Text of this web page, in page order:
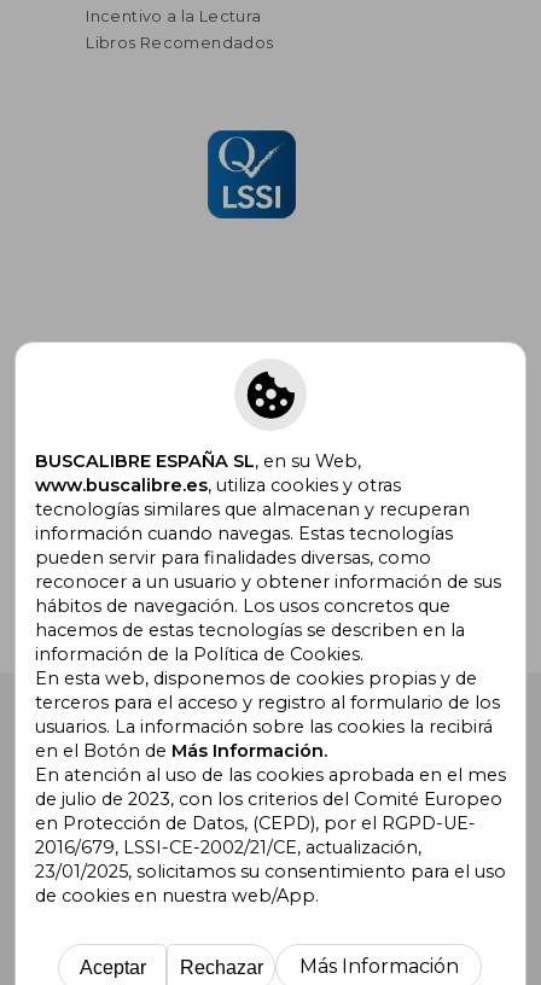
Incentivo a la Lectura
Libros Recomendados
Suscríbete para recibir ofertas y
promociones
¿Necesitas ayuda?
Ir a Centro de Soporte
Buscalibre España . Calle Energía, 65, Nave 3 (08940),
Cornellà de Llobregat, Barcelona. Derechos Reservados.
Buscalibre Argentina| Buscalibre Chile
Buscalibre Uruguay|Buscalibre México|Buscalibre
Perú
|Buscalibre Estados Unidos|Buscalibre Otros
BUSCALIBRE ESPAÑA SL, en su Web,
www.buscalibre.es, utiliza cookies y otras
tecnologías similares que almacenan y recuperan
información cuando navegas. Estas tecnologías
pueden servir para finalidades diversas, como
reconocer a un usuario y obtener información de sus
hábitos de navegación. Los usos concretos que
hacemos de estas tecnologías se describen en la
información de la Política de Cookies.
En esta web, disponemos de cookies propias y de
terceros para el acceso y registro al formulario de los
usuarios. La información sobre las cookies la recibirá
en el Botón de Más Información.
En atención al uso de las cookies aprobada en el mes
de julio de 2023, con los criterios del Comité Europeo
en Protección de Datos, (CEPD), por el RGPD-UE-
2016/679, LSSI-CE-2002/21/CE, actualización,
23/01/2025, solicitamos su consentimiento para el uso
de cookies en nuestra web/App.
Aceptar Rechazar Más Información